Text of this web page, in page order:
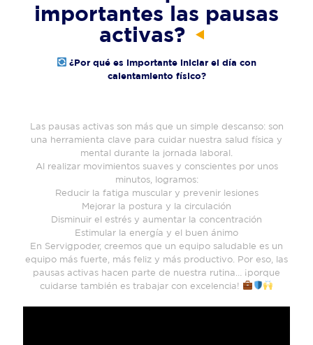
importantes las pausas
activas?
¿Por qué es importante iniciar el día con
calentamiento físico?
Las pausas activas son más que un simple descanso: son
una herramienta clave para cuidar nuestra salud física y
mental durante la jornada laboral.
Al realizar movimientos suaves y conscientes por unos
minutos, logramos:
Reducir la fatiga muscular y prevenir lesiones
Mejorar la postura y la circulación
Disminuir el estrés y aumentar la concentración
Estimular la energía y el buen ánimo
En Servigpoder, creemos que un equipo saludable es un
equipo más fuerte, más feliz y más productivo. Por eso, las
pausas activas hacen parte de nuestra rutina… ¡porque
cuidarse también es trabajar con excelencia!